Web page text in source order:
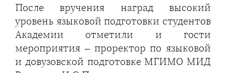
После вручения наград высокий
уровень языковой подготовки студентов
Академии отметили и гости
мероприятия – проректор по языковой
и довузовской подготовке МГИМО МИД